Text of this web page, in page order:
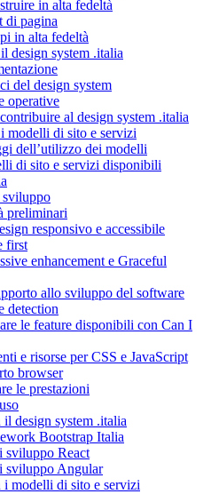
in alta fedeltà
di pagina
in alta fedeltà
design system .italia
del design system
operative
al design system .italia
modelli di sito e servizi
dell’utilizzo dei modelli
di sito e servizi disponibili
preliminari
responsivo e accessibile
first
enhancement e Graceful
allo sviluppo del software
detection
le feature disponibili con Can I
e risorse per CSS e JavaScript
browser
le prestazioni
design system .italia
Bootstrap Italia
sviluppo React
sviluppo Angular
modelli di sito e servizi